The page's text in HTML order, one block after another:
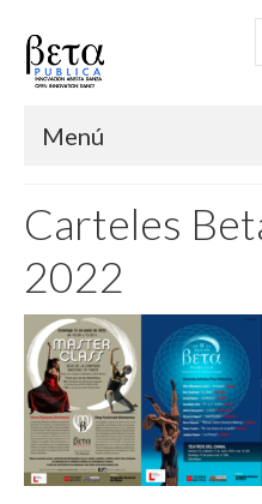
Menú
Una Mañana en Danza
Comunidad
Archivo
Noticias
Carteles
2022